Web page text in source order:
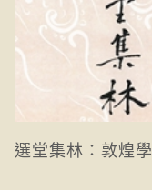
選堂集林：敦煌學